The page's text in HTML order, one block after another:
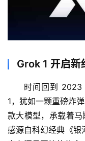
Grok 1 开启新
时间回到 2023
1，犹如一颗重磅炸
款大模型，承载着
感源自科幻经典《银